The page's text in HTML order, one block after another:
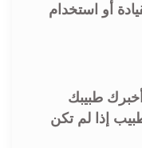
أو استخدام
أخبرك طبيبك
إذا لم تكن